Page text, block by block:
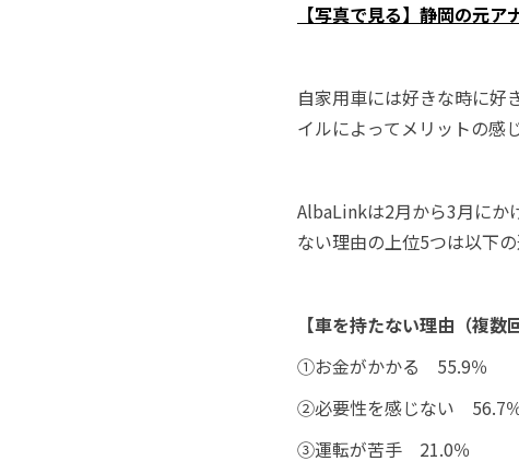
【写真で見る】静岡の元
自家用車には好きな時に好
イルによってメリットの感
AlbaLinkは2月から3月にか
ない理由の上位5つは以下
【車を持たない理由（複数
①お金がかかる 55.9％
②必要性を感じない 56.7
③運転が苦手 21.0％